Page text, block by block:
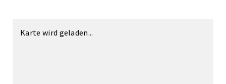
Karte wird geladen...